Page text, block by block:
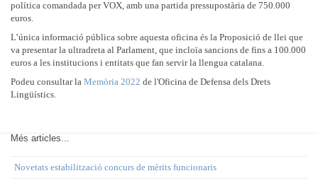
política comandada per VOX, amb una partida pressupostària de 750.000
euros.
L’única informació pública sobre aquesta oficina és la Proposició de llei que
va presentar la ultradreta al Parlament, que incloïa sancions de fins a 100.000
euros a les institucions i entitats que fan servir la llengua catalana.
Podeu consultar la Memòria 2022 de l'Oficina de Defensa dels Drets
Lingüístics.
Més articles...
Novetats estabilització concurs de mèrits funcionaris